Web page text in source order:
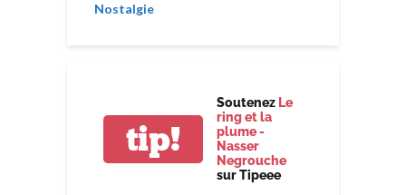
Nostalgie
tip!
Soutenez Le
ring et la
plume -
Nasser
Negrouche
sur Tipeee